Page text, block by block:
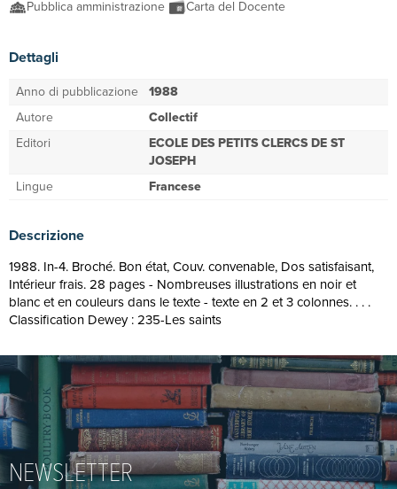
Pubblica amministrazione
Carta del Docente
Dettagli
Anno di pubblicazione 1988
Autore
Collectif
Editori
ECOLE DES PETITS CLERCS DE ST
JOSEPH
Lingue
Francese
Descrizione
1988. In-4. Broché. Bon état, Couv. convenable, Dos satisfaisant,
Intérieur frais. 28 pages - Nombreuses illustrations en noir et
blanc et en couleurs dans le texte - texte en 2 et 3 colonnes. . . .
Classification Dewey : 235-Les saints
NEWSLETTER